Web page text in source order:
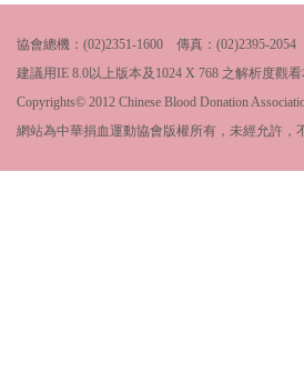
協會總機：(02)2351-1600 傳真：(02)2395-
建議用IE 8.0以上版本及1024 X 768 之解析度觀
Copyrights© 2012 Chinese Blood Donation
網站為中華捐血運動協會版權所有，未經允許，